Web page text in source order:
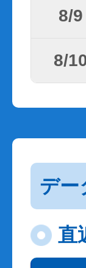
8/9
8/
デー
直